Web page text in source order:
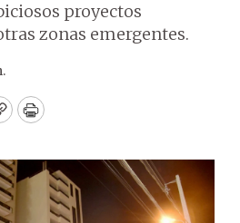
proyectos
zonas emergentes.
Print